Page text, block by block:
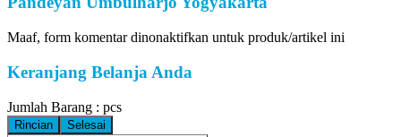
Maaf, form komentar dinonaktifkan untuk produk/artikel ini
Keranjang Belanja Anda
Jumlah Barang : pcs
Rincian Selesai